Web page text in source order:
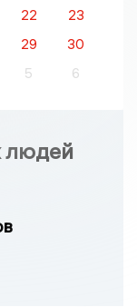
22
23
29
30
5 6
людей